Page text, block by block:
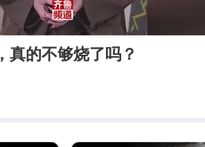
真的不够烧了吗？